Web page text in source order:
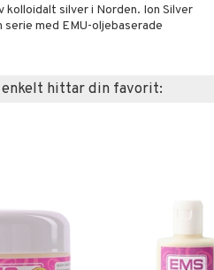
kolloidalt silver i Norden. Ion Silver
med EMU-oljebaserade
hittar din favorit: